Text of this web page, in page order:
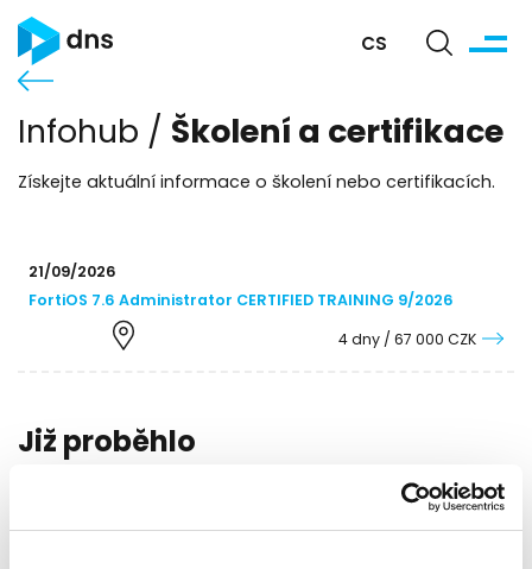
CS
Infohub / Školení a certifikace
Získejte aktuální informace o školení nebo certifikacích.
21/09/2026
FortiOS 7.6 Administrator CERTIFIED TRAINING 9/2026
4 dny / 67 000 CZK
Již proběhlo
Proběhlo:FortiGate Administrator CERTIFIED TRAINING